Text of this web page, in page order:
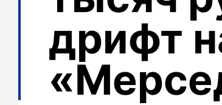
дрифт